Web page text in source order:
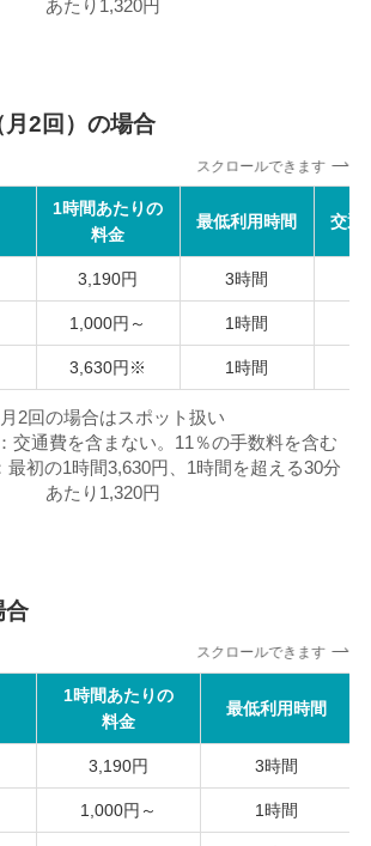
あたり1,320円
2回）の場合
スクロールできます
1時間あたりの
料金
最低利用時間 交通
3,190円 3時間
1,000円～ 1時間
3,630円※ 1時間
2回の場合はスポット扱い
交通費を含まない。11％の手数料を含む
初の1時間3,630円、1時間を超える30分
あたり1,320円
合
スクロールできます
1時間あたりの
料金
最低利用時間
3,190円 3時間
1,000円～ 1時間